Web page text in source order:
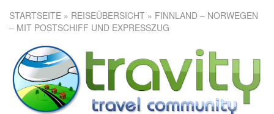
STARTSEITE » REISEÜBERSICHT » FINNLAND – NORWEGEN
– MIT POSTSCHIFF UND EXPRESSZUG
Finnland – Norwegen – mit